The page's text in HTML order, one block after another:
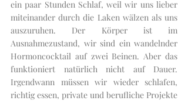
ein paar Stunden Schlaf, weil wir uns lieber
miteinander durch die Laken wälzen als uns
auszuruhen. Der Körper ist im
Ausnahmezustand, wir sind ein wandelnder
Hormoncocktail auf zwei Beinen. Aber das
funktioniert natürlich nicht auf Dauer.
Irgendwann müssen wir wieder schlafen,
richtig essen, private und berufliche Projekte